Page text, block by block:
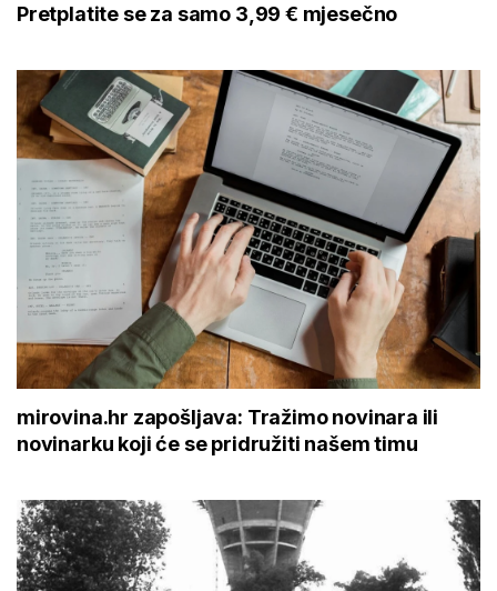
Pretplatite se za samo 3,99 € mjesečno
mirovina.hr zapošljava: Tražimo novinara ili
novinarku koji će se pridružiti našem timu